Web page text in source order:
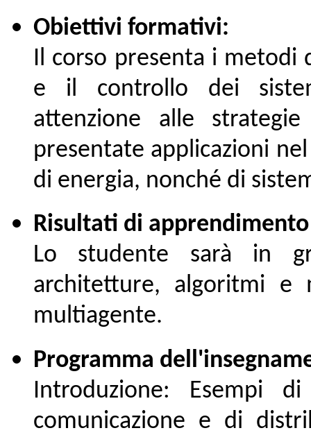
Obiettivi formativi:
Il corso presenta i metodi
e il controllo dei
attenzione alle
presentate applicazioni
di energia, nonché di
Risultati di
Lo studente sarà in
architetture, algoritmi
multiagente.
Programma
Introduzione: Esempi
comunicazione e di